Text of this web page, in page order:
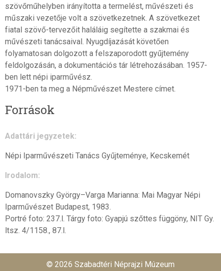
szövőműhelyben irányította a termelést, művészeti és
műszaki vezetője volt a szövetkezetnek. A szövetkezet
fiatal szövő-tervezőit haláláig segítette a szakmai és
művészeti tanácsaival. Nyugdíjazását követően
folyamatosan dolgozott a felszaporodott gyűjtemény
feldolgozásán, a dokumentációs tár létrehozásában. 1957-
ben lett népi iparművész.
1971-ben ta meg a Népművészet Mestere címet.
Források
Adattári jegyzetek:
Népi Iparművészeti Tanács Gyűjteménye, Kecskemét
Irodalom:
Domanovszky György–Varga Marianna: Mai Magyar Népi
Iparművészet Budapest, 1983.
Portré foto: 237.l. Tárgy foto: Gyapjú szőttes függöny, NIT Gy.
ltsz. 4/1158., 87.l.
© 2026 Szabadtéri Néprajzi Múzeum